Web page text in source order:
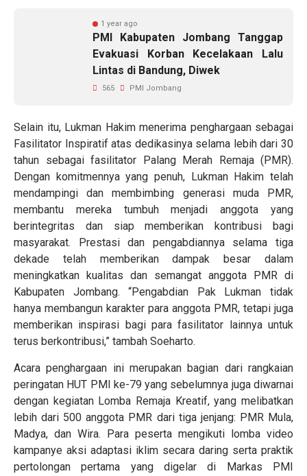
1 year ago
PMI Kabupaten Jombang Tanggap
Evakuasi Korban Kecelakaan Lalu
Lintas di Bandung, Diwek
565 PMI Jombang
Selain itu, Lukman Hakim menerima penghargaan sebagai
Fasilitator Inspiratif atas dedikasinya selama lebih dari 30
tahun sebagai fasilitator Palang Merah Remaja (PMR).
Dengan komitmennya yang penuh, Lukman Hakim telah
mendampingi dan membimbing generasi muda PMR,
membantu mereka tumbuh menjadi anggota yang
berintegritas dan siap memberikan kontribusi bagi
masyarakat. Prestasi dan pengabdiannya selama tiga
dekade telah memberikan dampak besar dalam
meningkatkan kualitas dan semangat anggota PMR di
Kabupaten Jombang. “Pengabdian Pak Lukman tidak
hanya membangun karakter para anggota PMR, tetapi juga
memberikan inspirasi bagi para fasilitator lainnya untuk
terus berkontribusi,” tambah Soeharto.
Acara penghargaan ini merupakan bagian dari rangkaian
peringatan HUT PMI ke-79 yang sebelumnya juga diwarnai
dengan kegiatan Lomba Remaja Kreatif, yang melibatkan
lebih dari 500 anggota PMR dari tiga jenjang: PMR Mula,
Madya, dan Wira. Para peserta mengikuti lomba video
kampanye aksi adaptasi iklim secara daring serta praktik
pertolongan pertama yang digelar di Markas PMI